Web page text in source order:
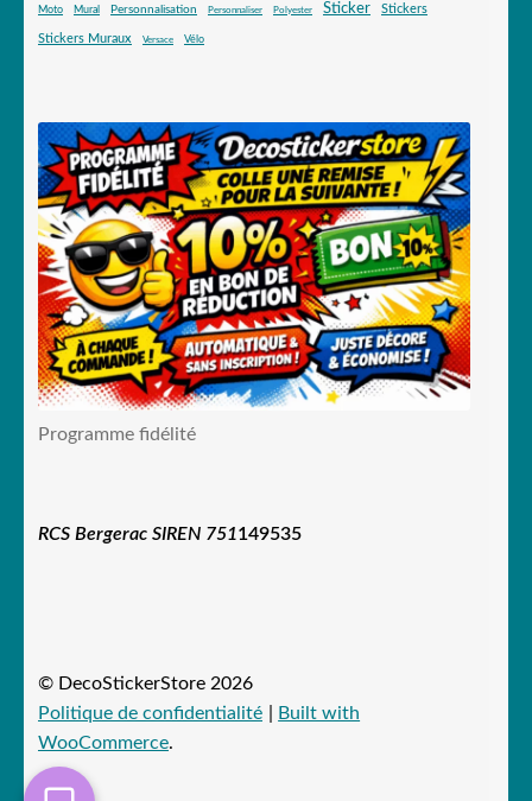
Moto Mural Personnalisation Personnaliser Polyester Sticker Stickers
Stickers Muraux Versace Vélo
Programme fidélité
RCS Bergerac SIREN 751149535
© DecoStickerStore 2026
Politique de confidentialité
Built with
WooCommerce.